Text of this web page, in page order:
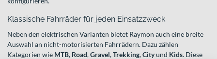
Klassische Fahrräder für jeden Einsatzzweck
Neben den elektrischen Varianten bietet Raymon auch eine breite
Auswahl an nicht-motorisierten Fahrrädern. Dazu zählen
Kategorien wie MTB, Road,Gravel,Trekking,Cityund Kids. Diese